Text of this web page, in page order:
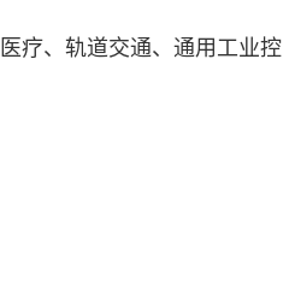
疗、轨道交通、通用工业控